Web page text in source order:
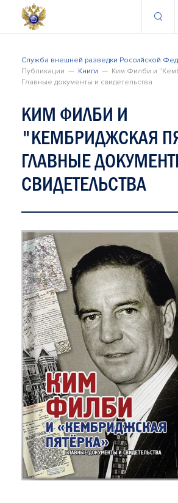
Служба внешней разведки Российской
Публикации
Книги
Ким Филби и
Главные документы и свидетельства
КИМ ФИЛБИ И
"КЕМБРИДЖСКАЯ
ГЛАВНЫЕ
СВИДЕТЕЛЬСТВА